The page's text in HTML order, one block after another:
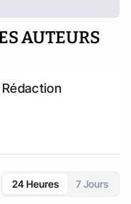
AUTEURS
24 Heures 7 Jours